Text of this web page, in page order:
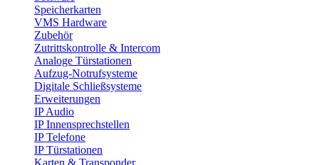
Speicherkarten
VMS Hardware
Zubehör
Zutrittskontrolle & Intercom
Analoge Türstationen
Aufzug-Notrufsysteme
Digitale Schließsysteme
Erweiterungen
IP Audio
IP Innensprechstellen
IP Telefone
IP Türstationen
Karten & Transponder